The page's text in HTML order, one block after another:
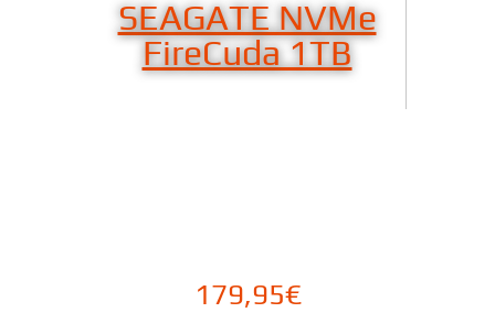
SEAGATE NVMe
FireCuda 1TB
179,95€